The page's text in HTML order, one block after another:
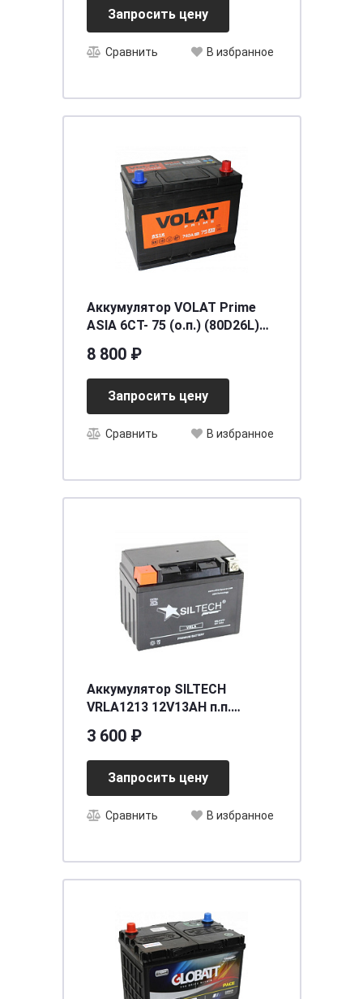
Запросить цену
Сравнить В избранное
Аккумулятор VOLAT Prime
ASIA 6СТ- 75 (о.п.) (80D26L)
[д260ш175в225/740EN] [D26]
8 800 ₽
Запросить цену
Сравнить В избранное
Аккумулятор SILTECH
VRLA1213 12V13AH п.п.
[д150ш87в110/150]
3 600 ₽
Запросить цену
Сравнить В избранное